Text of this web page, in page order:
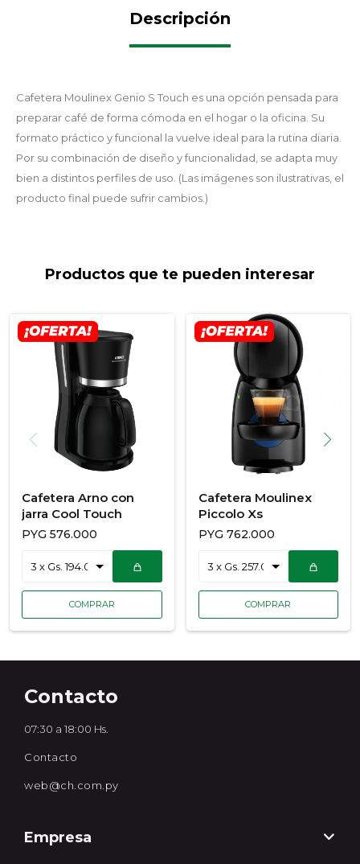
Descripción
Cafetera Moulinex Genio S Touch es una opción pensada para
preparar café de forma cómoda en el hogar o la oficina. Su
formato práctico y funcional la vuelve ideal para la rutina diaria.
Por su combinación de diseño y funcionalidad, se adapta muy
bien a distintos perfiles de uso. (Las imágenes son ilustrativas, el
producto final puede sufrir cambios.)
Productos que te pueden interesar
Cafetera Arno con
jarra Cool Touch
PYG 576.000
Cafetera Moulinex
Piccolo Xs
PYG 762.000
Contacto
07:30 a 18:00 Hs.
Contacto
web@ch.com.py
Empresa